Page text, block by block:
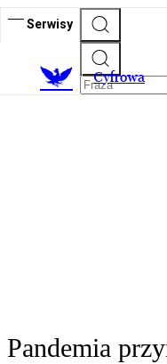
Serwisy
Cyfrowa
Pandemia